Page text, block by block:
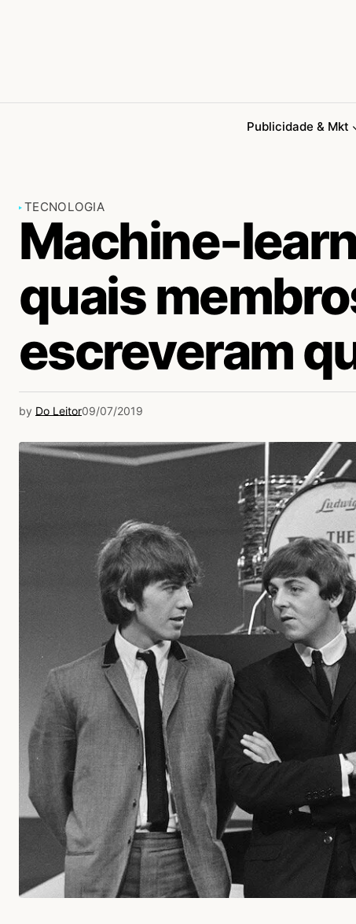
Publicidade & Mkt
TECNOLOGIA
Machine-
quais
escreveram
by Do Leitor09/07/2019